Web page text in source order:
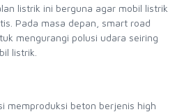
listrik ini berguna agar mobil listrik
Pada masa depan, smart road
mengurangi polusi udara seiring
listrik.
memproduksi beton berjenis high